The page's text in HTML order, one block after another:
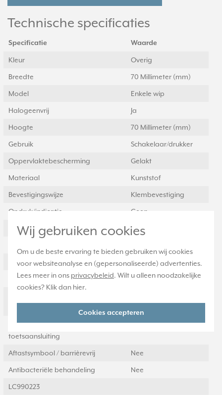
Wij gebruiken cookies
Om u de beste ervaring te bieden gebruiken wij cookies
voor websiteanalyse en (gepersonaliseerde) advertenties.
Lees meer in ons privacybeleid. Wilt u alleen noodzakelijke
cookies? Klik dan hier.
Cookies accepteren
Technische specificaties
Specificatie Waarde
Kleur Overig
Breedte 70 Millimeter (mm)
Model Enkele wip
Halogeenvrij Ja
Hoogte 70 Millimeter (mm)
Gebruik Schakelaar/drukker
Oppervlaktebescherming Gelakt
Materiaal Kunststof
Bevestigingswijze Klembevestiging
Opdruk/indicatie Geen
Controlevenster/verlicht Nee
Met verwisselbare lens/symbool Nee
Uitvoering oppervlakte Mat
Geschikt voor bussysteem-
toetsaansluiting
Ja
Aftastsymbool / barrièrevrij Nee
Antibacteriële behandeling Nee
LC990223